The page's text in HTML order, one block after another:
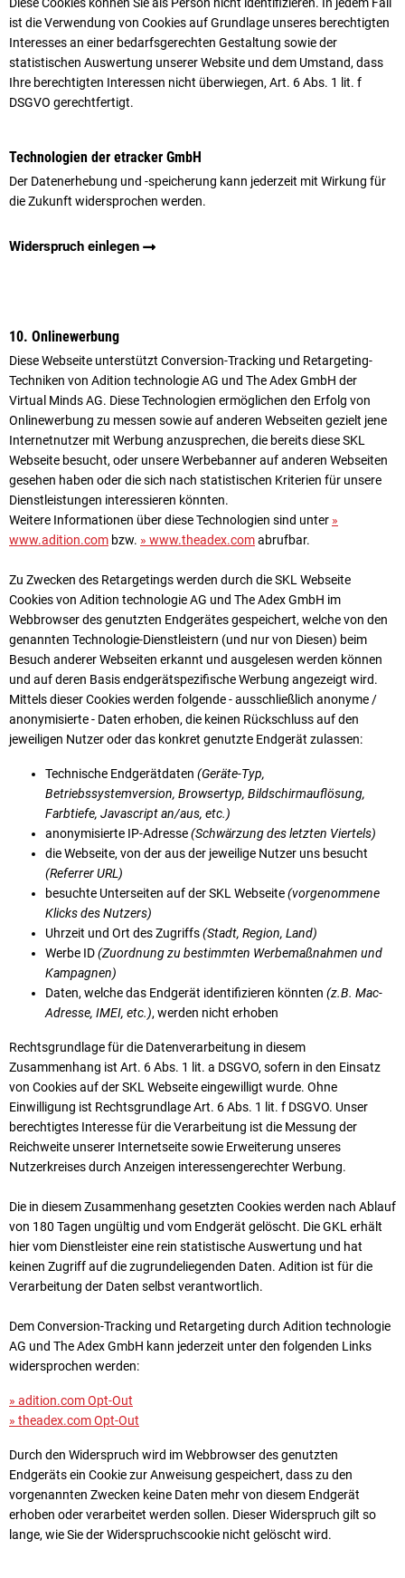
ist die Verwendung von Cookies auf Grundlage unseres berechtigten
Interesses an einer bedarfsgerechten Gestaltung sowie der
statistischen Aus­wertung unserer Website und dem Umstand, dass
Ihre berechtigten Interessen nicht überwiegen, Art. 6Abs. 1 lit. f
DSGVO gerechtfertigt.
Technologien der etracker GmbH
Der Datenerhebung und -speicherung kann jederzeit mit Wirkung für
die Zukunft widersprochen werden.
Widerspruch einlegen
10. Onlinewerbung
Diese Webseite unterstützt Conversion-Tracking und Retargeting-
Techniken von Adition technologie AG und The Adex GmbH der
Virtual Minds AG. Diese Technologien ermöglichen den Erfolg von
Onlinewerbung zu messen sowie auf anderen Webseiten gezielt jene
Internetnutzer mit Werbung anzusprechen, die bereits diese SKL
Webseite besucht, oder unsere Werbebanner auf anderen Webseiten
gesehen haben oder die sich nach statistischen Kriterien für unsere
Dienstleistungen interessieren könnten.
Weitere Informationen über diese Technologien sind unter »
www.adition.com bzw. » www.theadex.comabrufbar.
Zu Zwecken des Retargetings werden durch die SKL Webseite
Cookies von Adition technologie AG und The Adex GmbH im
Webbrowser des genutzten Endgerätes gespeichert, welche von den
genannten Technologie-Dienstleistern (und nur von Diesen) beim
Besuch anderer Webseiten erkannt und ausgelesen werden können
und auf deren Basis endgerätspezifische Werbung angezeigt wird.
Mittels dieser Cookies werden folgende - ausschließlich anonyme /
anonymisierte - Daten erhoben, die keinen Rückschluss auf den
jeweiligen Nutzer oder das konkret genutzte Endgerät zulassen:
Technische Endgerätdaten (Geräte-Typ,
Betriebssystemversion, Browsertyp, Bildschirmauflösung,
Farbtiefe, Javascript an/aus, etc.)
anonymisierte IP-Adresse(Schwärzung des letzten Viertels)
die Webseite, von der aus der jeweilige Nutzer uns besucht
(Referrer URL)
besuchte Unterseiten auf der SKL Webseite(vorgenommene
Klicks des Nutzers)
Uhrzeit und Ort des Zugriffs(Stadt, Region, Land)
Werbe ID(Zuordnung zu bestimmten Werbemaßnahmen und
Kampagnen)
Daten, welche das Endgerät identifizieren könnten (z.B. Mac-
Adresse, IMEI, etc.), werden nicht erhoben
Rechtsgrundlage für die Datenverarbeitung in diesem
Zusammenhang ist Art. 6 Abs. 1 lit. a DSGVO, sofern in den Einsatz
von Cookies auf der SKL Webseite eingewilligt wurde. Ohne
Einwilligung ist Rechtsgrundlage Art. 6 Abs. 1 lit. f DSGVO. Unser
berechtigtes Interesse für die Verarbeitung ist die Messung der
Reichweite unserer Internetseite sowie Erweiterung unseres
Nutzerkreises durch Anzeigen interessengerechter Werbung.
Die in diesem Zusammenhang gesetzten Cookies werden nach Ablauf
von 180 Tagen ungültig und vom Endgerät gelöscht. Die GKL erhält
hier vom Dienstleister eine rein statistische Auswertung und hat
keinen Zugriff auf die zugrundeliegenden Daten. Adition ist für die
Verarbeitung der Daten selbst verantwortlich.
Dem Conversion-Tracking und Retargeting durch Adition technologie
AG und The Adex GmbH kann jederzeit unter den folgenden Links
widersprochen werden:
» adition.com Opt-Out
» theadex.com Opt-Out
Durch den Widerspruch wird im Webbrowser des genutzten
Endgeräts ein Cookie zur Anweisung gespeichert, dass zu den
vorgenannten Zwecken keine Daten mehr von diesem Endgerät
erhoben oder verarbeitet werden sollen. Dieser Widerspruch gilt so
lange, wie Sie der Widerspruchscookie nicht gelöscht wird.